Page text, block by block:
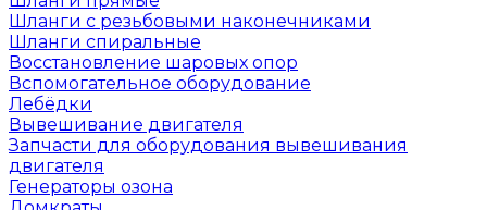
Шланги с резьбовыми наконечниками
Шланги спиральные
Восстановление шаровых опор
Вспомогательное оборудование
Лебёдки
Вывешивание двигателя
Запчасти для оборудования вывешивания
двигателя
Генераторы озона